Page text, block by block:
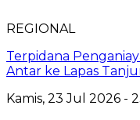
REGIONAL
Terpidana
Antar ke Lapas
Kamis, 23 Jul 2026 -